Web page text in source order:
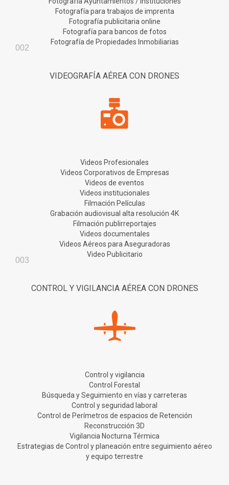
Fotografía para trabajos de imprenta
Fotografía publicitaria online
Fotografía para bancos de fotos
Fotografía de Propiedades Inmobiliarias
002
VIDEOGRAFÍA AÉREA CON DRONES
Videos Profesionales
Videos Corporativos de Empresas
Videos de eventos
Videos institucionales
Filmación Películas
Grabación audiovisual alta resolución 4K
Filmación publirreportajes
Videos documentales
Videos Aéreos para Aseguradoras
Video Publicitario
003
CONTROL Y VIGILANCIA AÉREA CON DRONES
Control y vigilancia
Control Forestal
Búsqueda y Seguimiento en vías y carreteras
Control y seguridad laboral
Control de Perímetros de espacios de Retención
Reconstrucción 3D
Vigilancia Nocturna Térmica
Estrategias de Control y planeación entre seguimiento aéreo
y equipo terrestre